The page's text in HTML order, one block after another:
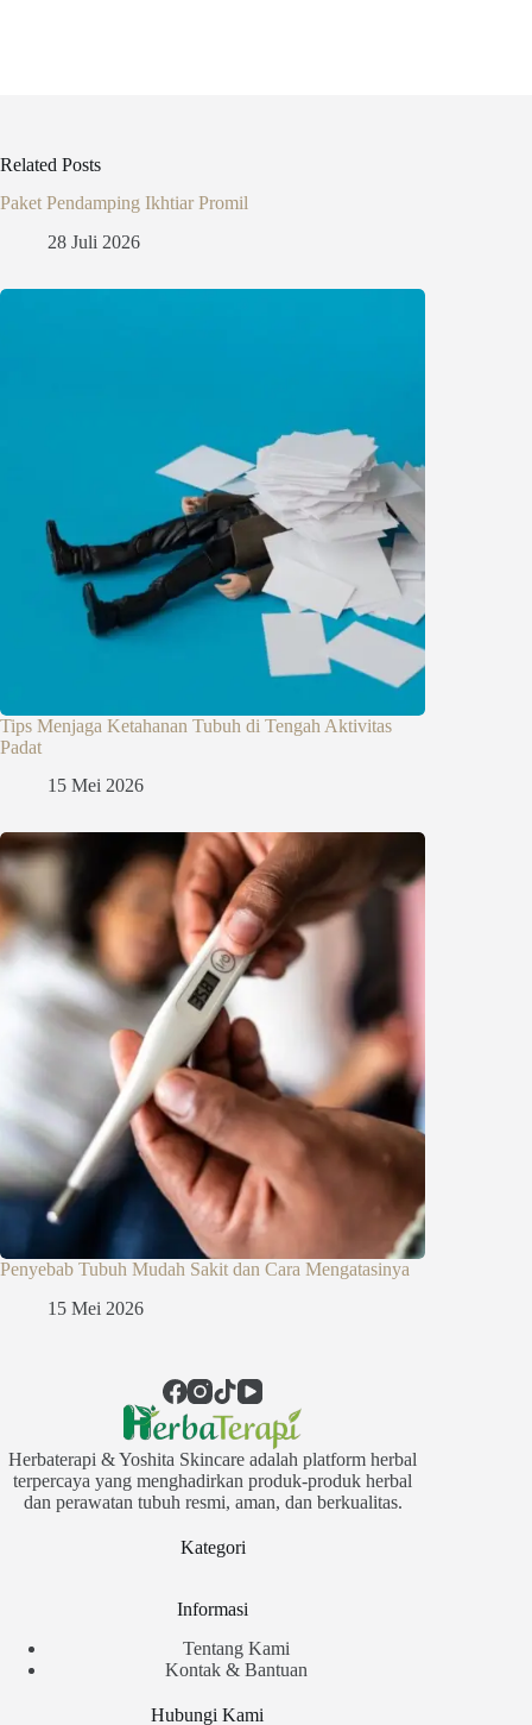
Related Posts
Paket Pendamping Ikhtiar Promil
28 Juli 2026
Tips Menjaga Ketahanan Tubuh di Tengah Aktivitas
Padat
15 Mei 2026
Penyebab Tubuh Mudah Sakit dan Cara Mengatasinya
15 Mei 2026
Herbaterapi & Yoshita Skincare adalah platform herbal
terpercaya yang menghadirkan produk-produk herbal
dan perawatan tubuh resmi, aman, dan berkualitas.
Kategori
Informasi
Tentang Kami
Kontak & Bantuan
Hubungi Kami